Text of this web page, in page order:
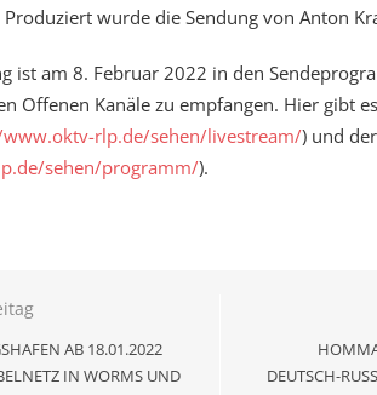
Produziert wurde die Sendung von Anton
ist am 8. Februar 2022 in den
Offenen Kanäle zu empfangen. Hier gibt
rlp.de/sehen/livestream/) und
sehen/programm/).
AB 18.01.2022
IN WORMS UND
DEUTSCH-